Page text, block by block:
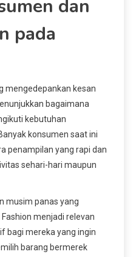
dan
pada
mengedepankan kesan
bagaimana
kebutuhan
konsumen saat ini
penampilan yang rapi dan
sehari-hari maupun
musim panas yang
menjadi relevan
bagi mereka yang ingin
barang bermerek